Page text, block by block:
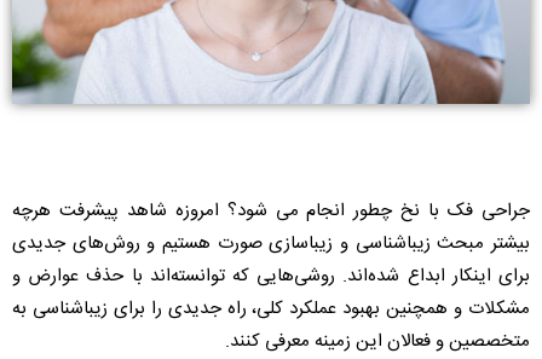
جراحی فک با نخ چطور انجام می شود؟ امروزه شاهد پیشرفت هرچه
بیشتر مبحث زیباشناسی و زیباسازی صورت هستیم و روش‌های جدیدی
برای اینکار ابداع شده‌اند. روشی‌هایی که توانسته‌اند با حذف عوارض و
مشکلات و همچنین بهبود عملکرد کلی، راه جدیدی را برای زیباشناسی به
متخصصین و فعالان این زمینه معرفی کنند.